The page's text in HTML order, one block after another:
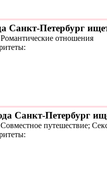
Санкт-Петербург
отношения
Санкт-Петербург
путешествие;